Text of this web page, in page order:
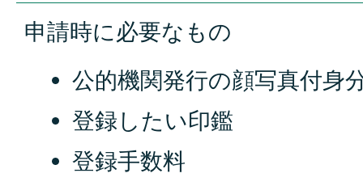
申請時に必要なもの
公的機関発行の顔写真付身
登録したい印鑑
登録手数料